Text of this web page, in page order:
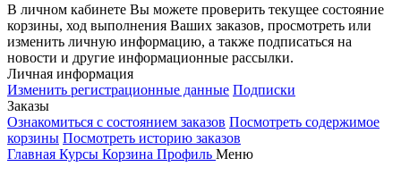
В личном кабинете Вы можете проверить текущее состояние
корзины, ход выполнения Ваших заказов, просмотреть или
изменить личную информацию, а также подписаться на
новости и другие информационные рассылки.
Личная информация
Изменить регистрационные данные Подписки
Заказы
Ознакомиться с состоянием заказов Посмотреть содержимое
корзины Посмотреть историю заказов
Главная Курсы Корзина Профиль Меню